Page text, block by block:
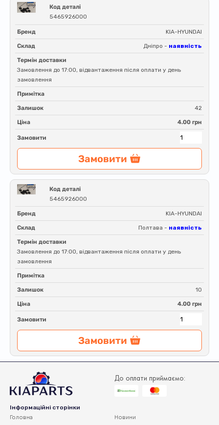
Код деталі
5465926000
Бренд KIA-HYUNDAI
Склад Дніпро - наявність
Термін доставки
Замовлення до 17:00, відвантаження після оплати у день
замовлення
Примітка
Залишок 42
Ціна 4.00 грн
Замовити
Замовити
Код деталі
5465926000
Бренд KIA-HYUNDAI
Склад Полтава - наявність
Термін доставки
Замовлення до 17:00, відвантаження після оплати у день
замовлення
Примітка
Залишок 10
Ціна 4.00 грн
Замовити
Замовити
До оплати приймаємо:
Інформаційні сторінки
Головна
Новини